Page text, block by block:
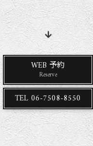
WEB 予約
Reserve
TEL 06-7508-8550